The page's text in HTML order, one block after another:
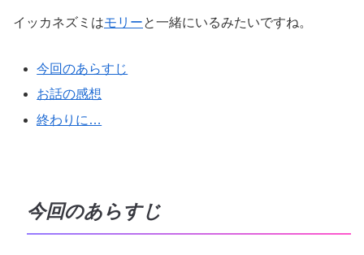
イッカネズミはモリーと一緒にいるみたいですね。
今回のあらすじ
お話の感想
終わりに…
今回のあらすじ